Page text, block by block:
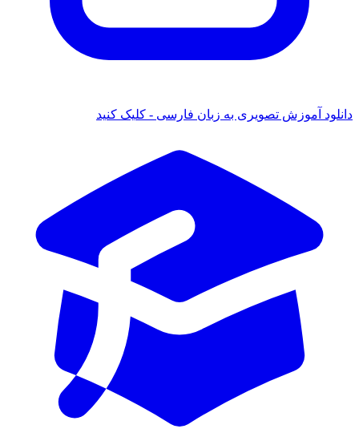
دانلود آموزش تصویری به زبان فارسی - کلیک کنید